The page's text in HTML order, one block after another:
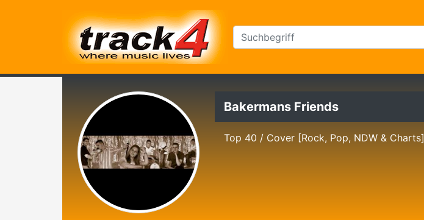
Bakermans Friends
Top 40 / Cover [Rock, Pop, NDW & Charts]